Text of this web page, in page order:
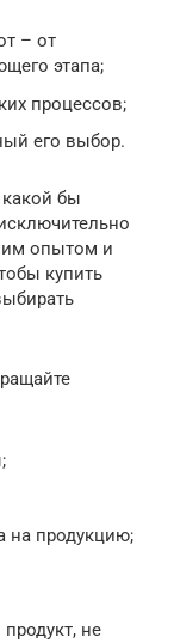
– от
этапа;
процессов;
его выбор.
бы
опытом и
купить
на продукцию;
не